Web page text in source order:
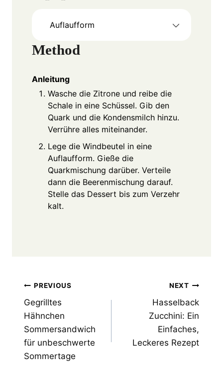
Auflaufform
Method
Anleitung
Wasche die Zitrone und reibe die
Schale in eine Schüssel. Gib den
Quark und die Kondensmilch hinzu.
Verrühre alles miteinander.
Lege die Windbeutel in eine
Auflaufform. Gieße die
Quarkmischung darüber. Verteile
dann die Beerenmischung darauf.
Stelle das Dessert bis zum Verzehr
kalt.
Post
navigation
PREVIOUS
Gegrilltes
Hähnchen
Sommersandwich
für unbeschwerte
Sommertage
NEXT
Hasselback
Zucchini: Ein
Einfaches,
Leckeres Rezept